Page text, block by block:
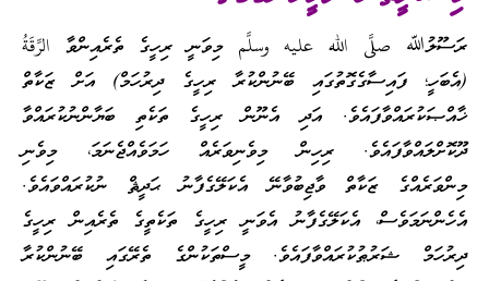
ރަސޫލުﷲ صلَّى الله عليه وسلَّم މިވަނީ ރިހީގެ ތެރެއިންވާ الرِّقَةُ
(އެބަހީ؛ ފައިސާގެގޮތުގައި ބޭނުންކުރާ ރިހީގެ ދިރުހަމް) އަށް ޒަކާތް
ޚާއްޞަކުރައްވާފައެވެ. އަދި އެނޫން ރިހީގެ ތަކެތި ބަޔާންނުކުރައްވާ
ދޫކޮށްލައްވާފައެވެ. ރިހިން މިވެނިވަރެއް ހަމަވެއްޖެނަމަ، މިވެނި
މިންވަރެއްގެ ޒަކާތް ވާޖިބުވާނޭ އެކަލޭގެފާނު ޙަދީޘް ނުކުރައްވައެވެ.
އެހެންނަމަވެސް، އެކަލޭގެފާނު އެވަނީ ރިހީގެ ތަކެތީގެ ތެރެއިން ރިހީގެ
ދިރުހަމް ޝަރުޠުކުރައްވާފައެވެ. މީސްތަކުންގެ ތެރޭގައި ބޭނުންކުރާ